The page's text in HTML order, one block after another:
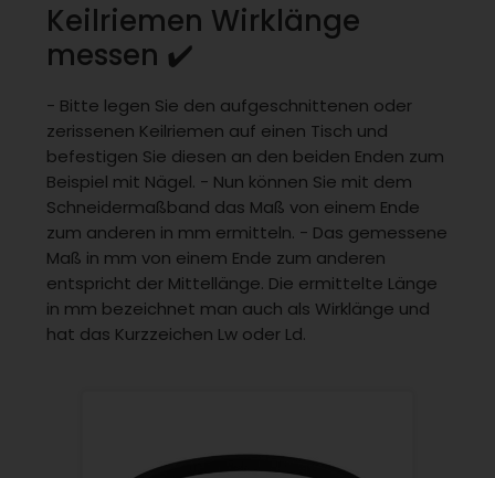
Keilriemen Wirklänge
messen ✔️
- Bitte legen Sie den aufgeschnittenen oder
zerissenen Keilriemen auf einen Tisch und
befestigen Sie diesen an den beiden Enden zum
Beispiel mit Nägel. - Nun können Sie mit dem
Schneidermaßband das Maß von einem Ende
zum anderen in mm ermitteln. - Das gemessene
Maß in mm von einem Ende zum anderen
entspricht der Mittellänge. Die ermittelte Länge
in mm bezeichnet man auch als Wirklänge und
hat das Kurzzeichen Lw oder Ld.